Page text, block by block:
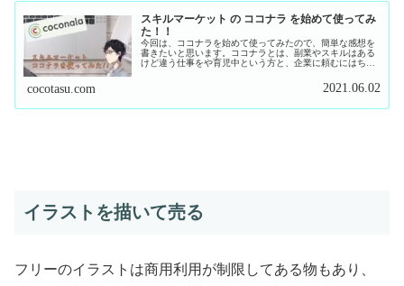
スキルマーケット の ココナラ を始めて使ってみ
た！！
今回は、ココナラを始めて使ってみたので、簡単な感想を
書きたいと思います。ココナラとは、副業やスキルはある
けど違う仕事をや育児中という方と、企業に頼むにはちょ
cocotasu.com 2021.06.02
イラストを描いて売る
フリーのイラストは商用利用が制限してある物もあり、